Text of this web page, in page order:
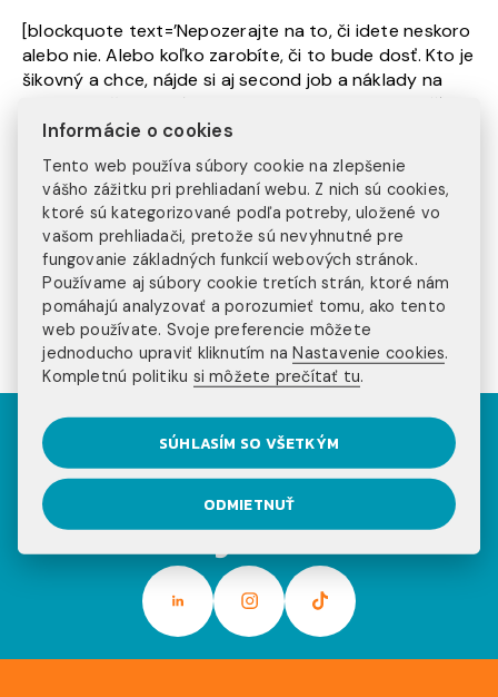
[blockquote text=’Nepozerajte na to, či idete neskoro
alebo nie. Alebo koľko zarobíte, či to bude dosť. Kto je
šikovný a chce, nájde si aj second job a náklady na
USA sa ti všetky vrátia. WaT nie je o peniazoch. Užívaj
si cudziu kultúru, spoznávaj ľudí, cestuj. Vychutnávaj si
ten život tam a všetko, čo krajina ponúka.‘
text_color=“ quote_color=’undefined‘ width=“
line_height=“ background_color=“ border_color=“
border_width=“][/vc_column_text][q_button
type=“transparent_button“
size=“big_large_full_width“ target=“_self“ text=“AJ TY
STÍHAŠ TOTO LETO V USA“ link=“https://injoy.sk/work-
and-travel-usa“][/vc_column][/vc_row]
Pozri sa na príbehy
našich klientov na
sociálnych sieťach
Informácie o cookies
Tento web používa súbory cookie na zlepšenie
vášho zážitku pri prehliadaní webu. Z nich sú cookies,
ktoré sú kategorizované podľa potreby, uložené vo
vašom prehliadači, pretože sú nevyhnutné pre
fungovanie základných funkcií webových stránok.
Používame aj súbory cookie tretích strán, ktoré nám
pomáhajú analyzovať a porozumieť tomu, ako tento
web používate. Svoje preferencie môžete
jednoducho upraviť kliknutím naNastavenie cookies.
Kompletnú politiku si môžete prečítať tu.
SÚHLASÍM SO VŠETKÝM
ODMIETNUŤ